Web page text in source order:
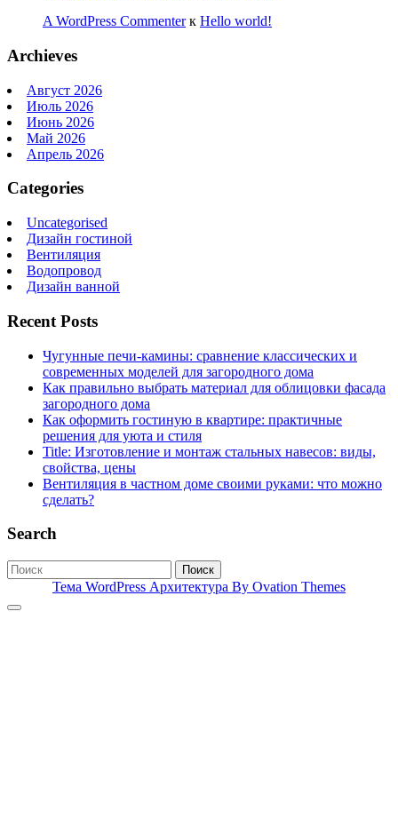
A WordPress Commenterк Hello world!
Archieves
Август 2026
Июль 2026
Июнь 2026
Май 2026
Апрель 2026
Categories
Uncategorised
Дизайн гостиной
Вентиляция
Водопровод
Дизайн ванной
Recent Posts
Чугунные печи-камины: сравнение классических и
современных моделей для загородного дома
Как правильно выбрать материал для облицовки фасада
загородного дома
Как оформить гостиную в квартире: практичные
решения для уюта и стиля
Title: Изготовление и монтаж стальных навесов: виды,
свойства, цены
Вентиляция в частном доме своими руками: что можно
сделать?
Search
Поиск
Тема WordPress Архитектура By Ovation Themes